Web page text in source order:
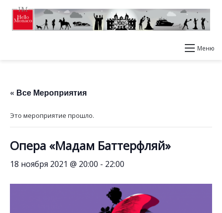
Меню
« Все Мероприятия
Это мероприятие прошло.
Опера «Мадам Баттерфляй»
18 ноября 2021 @ 20:00 - 22:00